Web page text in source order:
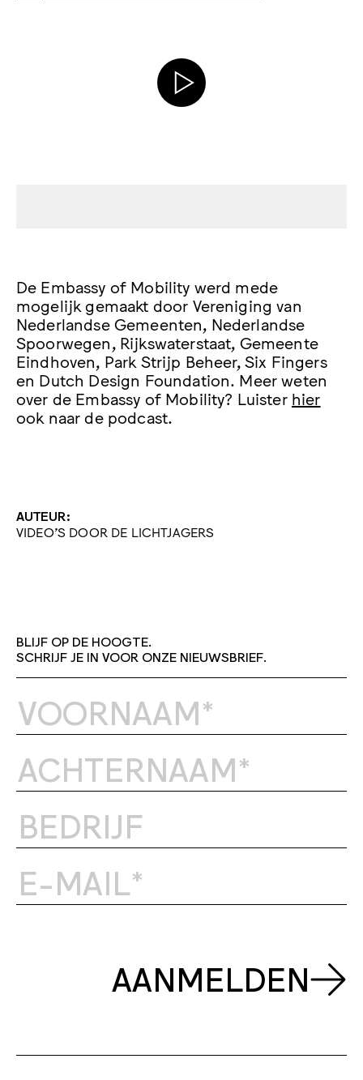
De Embassy of Mobility werd mede
mogelijk gemaakt door Vereniging van
Nederlandse Gemeenten, Nederlandse
Spoorwegen, Rijkswaterstaat, Gemeente
Eindhoven, Park Strijp Beheer, Six Fingers
en Dutch Design Foundation. Meer weten
over de Embassy of Mobility? Luister hier
ook naar de podcast.
AUTEUR:
VIDEO'S DOOR DE LICHTJAGERS
BLIJF OP DE HOOGTE.
SCHRIJF JE IN VOOR ONZE NIEUWSBRIEF.
AANMELDEN